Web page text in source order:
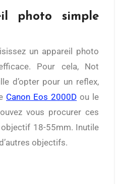
photo simple
un appareil photo
Pour cela, Not
d’opter pour un reflex,
Canon Eos 2000D ou le
vous procurer ces
objectif 18-55mm. Inutile
objectifs.